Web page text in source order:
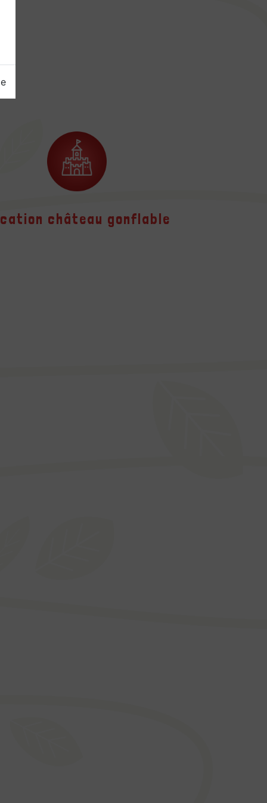
château gonflable